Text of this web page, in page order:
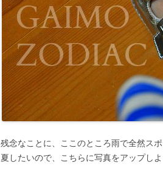
残念なことに、ここのところ雨で全然ス
夏したいので、こちらに写真をアップしよ